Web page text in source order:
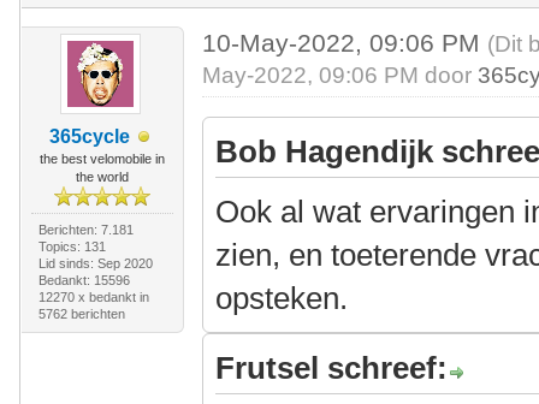
365cycle
the best velomobile in
the world
Berichten: 7.181
Topics: 131
Lid sinds: Sep 2020
Bedankt: 15596
12270 x bedankt in
5762 berichten
10-May-2022, 09:06 PM (Dit
May-2022, 09:06 PM door
Bob Hagendijk
Ook al wat ervaringen
zien, en toeterende
opsteken.
Frutsel schreef: